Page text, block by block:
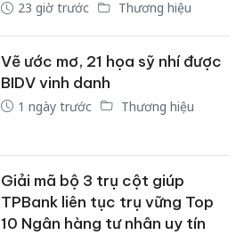
23 giờ trước Thương hiệu
Vẽ ước mơ, 21 họa sỹ nhí được
BIDV vinh danh
1 ngày trước Thương hiệu
Giải mã bộ 3 trụ cột giúp
TPBank liên tục trụ vững Top
10 Ngân hàng tư nhân uy tín